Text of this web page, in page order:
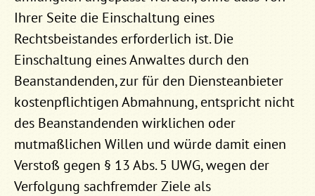
Ihrer Seite die Einschaltung eines
Rechtsbeistandes erforderlich ist. Die
Einschaltung eines Anwaltes durch den
Beanstandenden, zur für den Diensteanbieter
kostenpflichtigen Abmahnung, entspricht nicht
des Beanstandenden wirklichen oder
mutmaßlichen Willen und würde damit einen
Verstoß gegen § 13 Abs. 5 UWG, wegen der
Verfolgung sachfremder Ziele als